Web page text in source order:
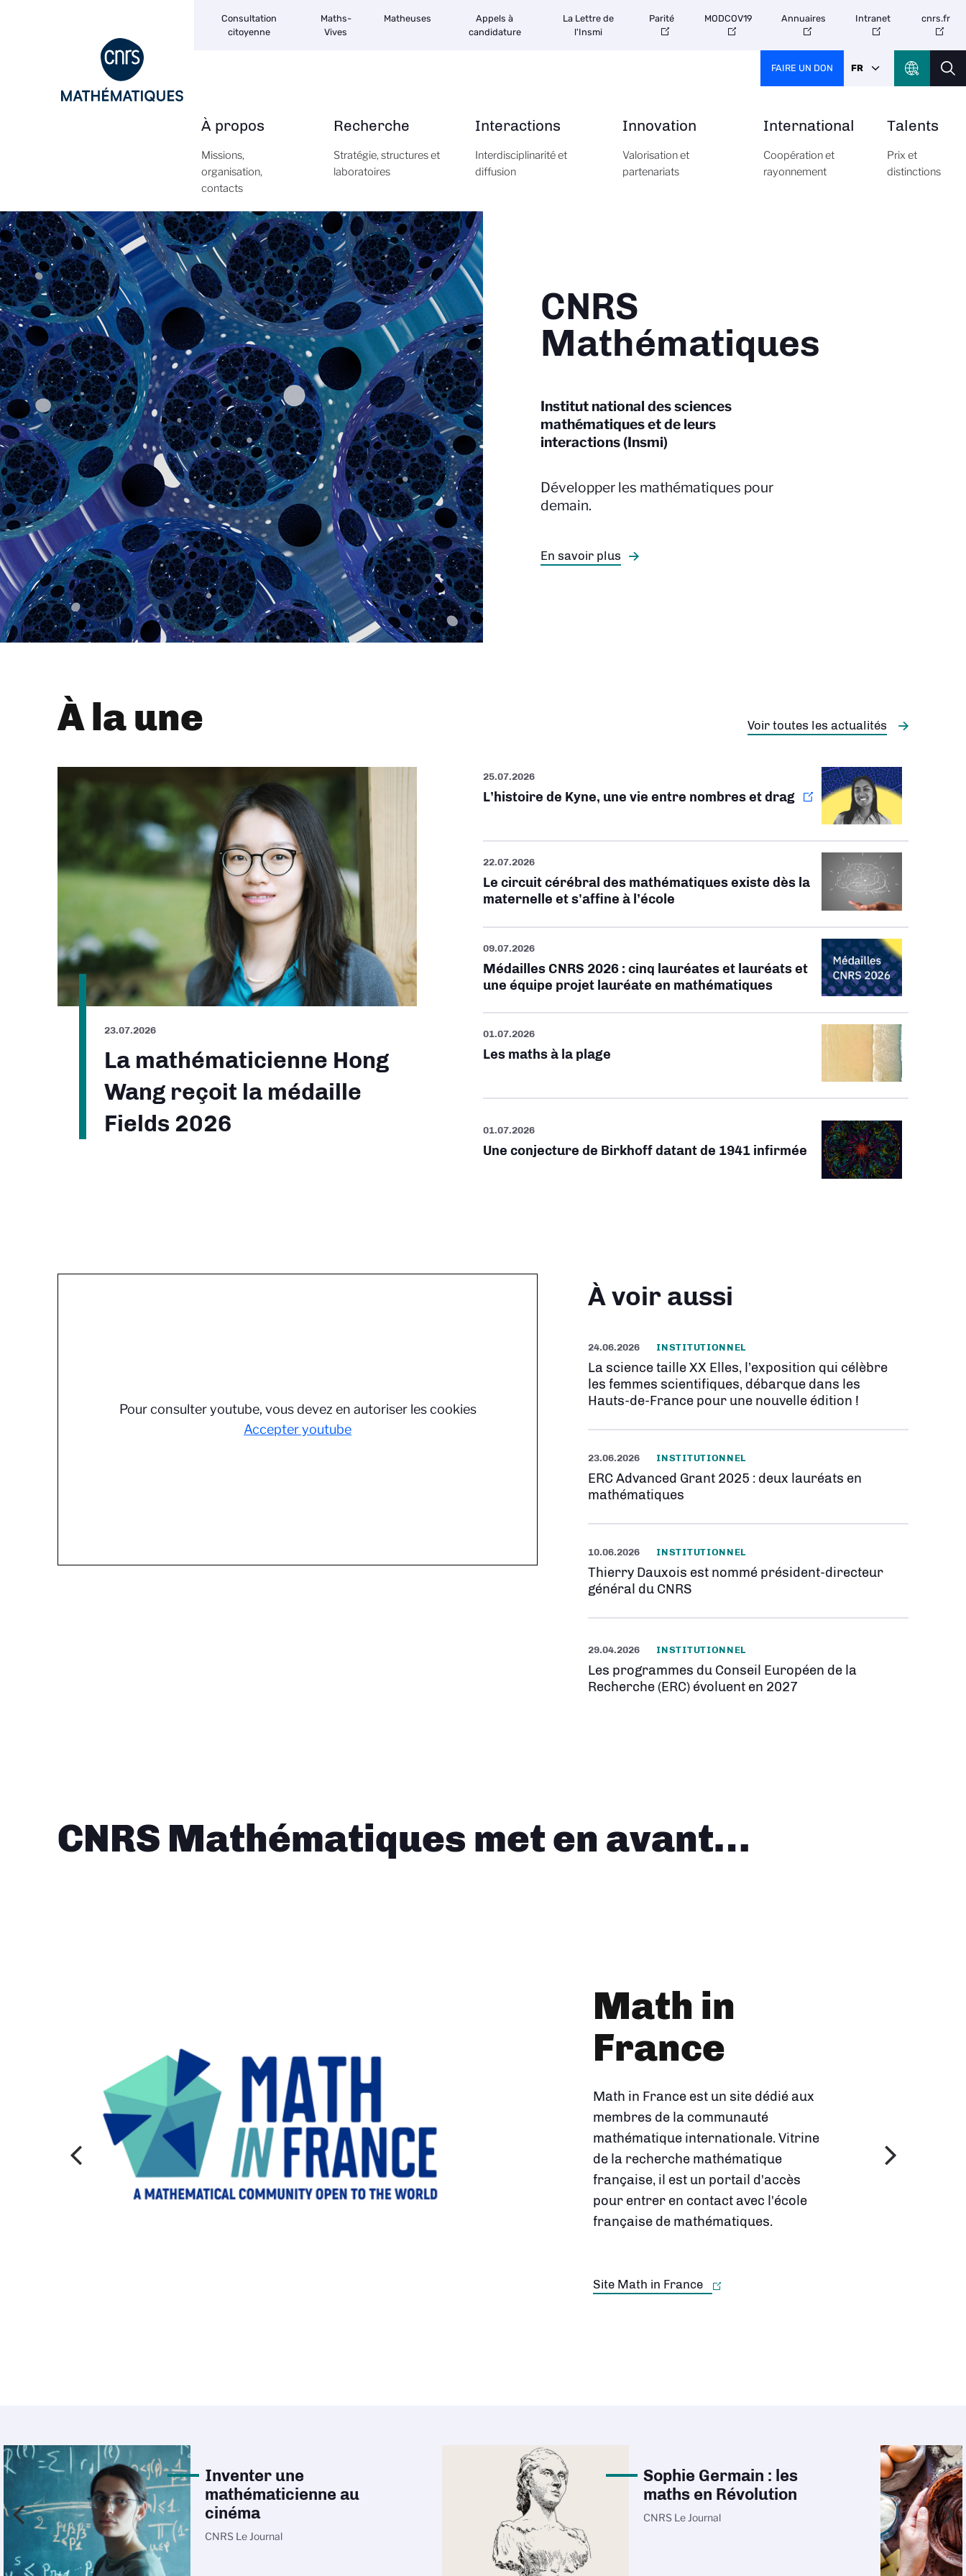
Navigation
principale
À propos
Missions,
organisation,
contacts
Recherche
Stratégie, structures et
laboratoires
Interactions
Interdisciplinarité et
diffusion
Innovation
Valorisation et
partenariats
International
Coopération et
rayonnement
Talents
Prix et
distinctions
secondaire
Consultation
citoyenne
Maths-
Vives
Matheuses
Appels à
candidature
La Lettre de
l'Insmi
Parité MODCOV19 Annuaires Intranet cnrs.fr
FAIRE UN DON FR
CNRS
Mathématiques
Institut national des sciences
mathématiques et de leurs
interactions (Insmi)
Développer les mathématiques pour
demain.
En savoir plus
À la une Voir toutes les actualités
23.07.2026
La mathématicienne Hong
Wang reçoit la médaille
Fields 2026
25.07.2026
L’histoire de Kyne, une vie entre nombres et drag
22.07.2026
Le circuit cérébral des mathématiques existe dès la
maternelle et s'affine à l’école
09.07.2026
Médailles CNRS 2026 : cinq lauréates et lauréats et
une équipe projet lauréate en mathématiques
01.07.2026
Les maths à la plage
01.07.2026
Une conjecture de Birkhoff datant de 1941 infirmée
Pour consulter youtube, vous devez en autoriser les cookies
Accepter youtube
À voir aussi
24.06.2026 INSTITUTIONNEL
La science taille XX Elles, l’exposition qui célèbre
les femmes scientifiques, débarque dans les
Hauts-de-France pour une nouvelle édition !
23.06.2026 INSTITUTIONNEL
ERC Advanced Grant 2025 : deux lauréats en
mathématiques
10.06.2026 INSTITUTIONNEL
Thierry Dauxois est nommé président-directeur
général du CNRS
29.04.2026 INSTITUTIONNEL
Les programmes du Conseil Européen de la
Recherche (ERC) évoluent en 2027
CNRS Mathématiques met en avant…
L'Univers
des
mathématiques
Créée en 2023 par l'Insmi, cette
carte met en image les domaines de
la recherche en mathématiques et
montre que les mathématiques
répondent à des questions
Inventer une
mathématicienne au
cinéma
CNRS Le Journal
Sophie Germain : les
maths en Révolution
CNRS Le Journal